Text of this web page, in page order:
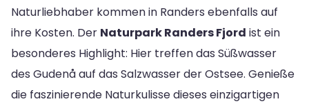
Naturliebhaber kommen in Randers ebenfalls auf
ihre Kosten. Der Naturpark Randers Fjord ist ein
besonderes Highlight: Hier treffen das Süßwasser
des Gudenå auf das Salzwasser der Ostsee. Genieße
die faszinierende Naturkulisse dieses einzigartigen